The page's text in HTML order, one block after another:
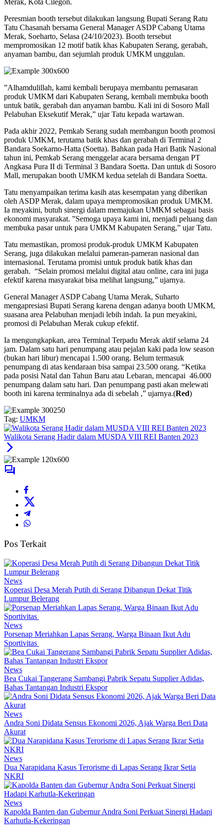
Merak, Kota Cilegon.
Peresmian booth tersebut dilakukan langsung Bupati Serang Ratu
Tatu Chasanah bersama General Manager ASDP Cabang Utama
Merak, Soeharto, Selasa (24/10/2023). Booth tersebut
mempromosikan 12 motif batik khas Kabupaten Serang, gerabah,
anyaman bambu, dan sejumlah produk UMKM unggulan.
”Alhamdulillah, kami kembali berupaya membantu pemasaran
produk UMKM dari Kabupaten Serang, kembali membuka booth
untuk batik, gerabah dan anyaman bambu. Kali ini di Sosoro Mall
Pelabuhan Eksekutif Merak,” ujar Tatu kepada wartawan.
Pada akhir 2022, Pemkab Serang sudah membangun booth promosi
produk UMKM, terutama batik khas dan gerabah di Terminal 2
Bandara Soekarno-Hatta (Soetta). Bahkan pada Hari Batik Nasional
tahun ini, Pemkab Serang menggelar acara bersama dengan PT
Angkasa Pura II di Terminal 3 Bandara Soetta. Dan untuk di Sosoro
Mall, merupakan booth UMKM kedua setelah di Bandara Soetta.
Tatu menyampaikan terima kasih atas kesempatan yang diberikan
oleh ASDP Merak, dalam upaya mempromosikan produk UMKM.
Ia meyakini, butuh sinergi dalam memajukan UMKM sebagai basis
ekonomi masyarakat. ”Semoga upaya kami ini, menjadi peluang dan
membuka pasar untuk para UMKM Kabupaten Serang,” ujar Tatu.
Tatu memastikan, promosi produk-produk UMKM Kabupaten
Serang, juga dilakukan melalui pameran-pameran nasional dan
internasional. Terutama promisi untuk produk batik khas dan
gerabah. “Selain promosi melalui digital atau online, cara ini juga
efektif karena masyarakat bisa melihat langsung,” ujarnya.
General Manager ASDP Cabang Utama Merak, Suharto
mengapresiasi Bupati Serang karena dengan adanya booth UMKM,
suasana area Pelabuhan menjadi lebih indah. Ia pun meyakini,
promosi di Pelabuhan Merak cukup efektif.
Ia mengungkapkan, area Terminal Terpadu Merak aktif selama 24
jam. Dalam satu hari penumpang atau pejalan kaki pada low season
(bukan hari libur) mencapai 1.500 orang. Belum termasuk
penumpang di atas kendaraan bisa sampai 23.500 orang. “Ketika
pada posisi Natal dan Tahun Baru atau Lebaran, mencapai 46.000
penumpang dalam satu hari. Dan penumpang pasti akan melewati
booth ini karena terminalnya ada di sebelah ,” ujarnya.(Red)
Tag: UMKM
Walikota Serang Hadir dalam MUSDA VIII REI Banten 2023
Pos Terkait
News
Koperasi Desa Merah Putih di Serang Dibangun Dekat Titik
Lumpur Belerang
News
Porsenap Meriahkan Lapas Serang, Warga Binaan Ikut Adu
Sportivitas
News
Bea Cukai Tangerang Sambangi Pabrik Sepatu Supplier Adidas,
Bahas Tantangan Industri Ekspor
News
Andra Soni Didata Sensus Ekonomi 2026, Ajak Warga Beri Data
Akurat
News
Dua Narapidana Kasus Terorisme di Lapas Serang Ikrar Setia
NKRI
News
Kapolda Banten dan Gubernur Andra Soni Perkuat Sinergi Hadapi
Karhutla-Kekeringan